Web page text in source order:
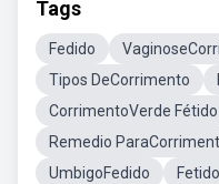
Tags
Fedido
Tipos DeCorrimento
CorrimentoVerde Fétido
Remedio
UmbigoFedido